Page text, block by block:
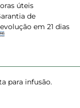
úteis
de
em 21 dias
para infusão.